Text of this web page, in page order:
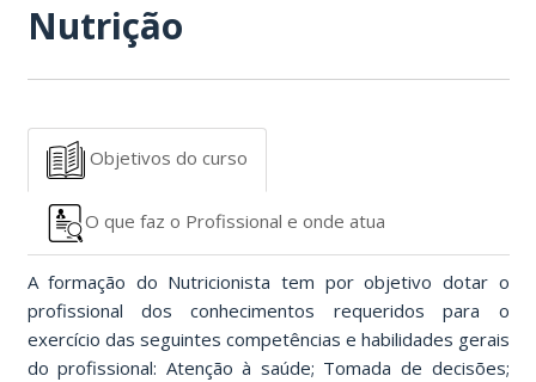
Nutrição
Objetivos do curso
O que faz o Profissional e onde atua
A formação do Nutricionista tem por objetivo dotar o
profissional dos conhecimentos requeridos para o
exercício das seguintes competências e habilidades gerais
do profissional: Atenção à saúde; Tomada de decisões;